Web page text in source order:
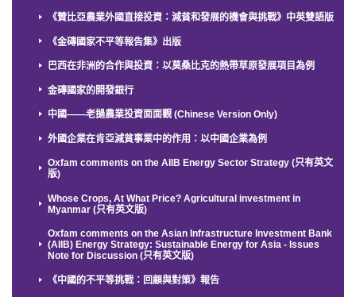
《贊比亞農業外國直接投資：減貧和發展的機會與挑戰》中英雙語版
《金磚國家不平等報告集》出版
巴西在非洲的合作與投資：以莫桑比克的熱帶草原發展項目為例
金磚國家的開發銀行
中國——老撾農業投資面面觀 (Chinese Version Only)
外國企業在肯亞減貧事業中的作用：以中國企業為例
Oxfam comments on the AIIB Energy Sector Strategy (只有英文
版)
Whose Crops, At What Price? Agricultural investment in
Myanmar (只有英文版)
Oxfam comments on the Asian Infrastructure Investment Bank
(AIIB) Energy Strategy: Sustainable Energy for Asia - Issues
Note for Discussion (只有英文版)
《中國的不平等挑戰：回顧與對策》報告